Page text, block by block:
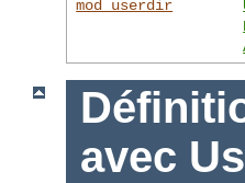
mod_userdir
avec